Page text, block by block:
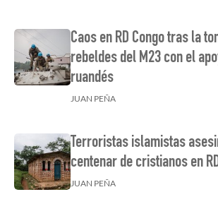
Caos en RD Congo tras la
rebeldes del M23 con el
ruandés
JUAN PEÑA
Terroristas islamistas
centenar de cristianos en
JUAN PEÑA